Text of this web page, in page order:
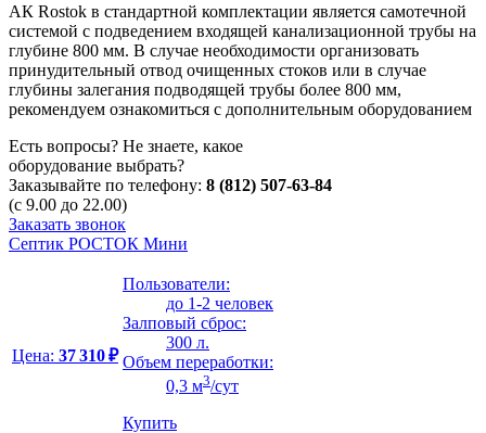
АК Rostok в стандартной комплектации является самотечной
системой с подведением входящей канализационной трубы на
глубине 800 мм. В случае необходимости организовать
принудительный отвод очищенных стоков или в случае
глубины залегания подводящей трубы более 800 мм,
рекомендуем ознакомиться с дополнительным оборудованием
Есть вопросы? Не знаете, какое
оборудование выбрать?
Заказывайте по телефону: 8 (812) 507-63-84
(с 9.00 до 22.00)
Заказать звонок
Септик РОСТОК Мини
Цена: 37 310 ₽
Пользователи:
до 1-2 человек
Залповый сброс:
300 л.
Объем переработки:
0,3 м3/сут
Купить